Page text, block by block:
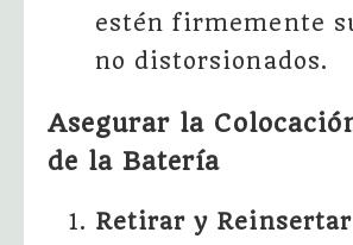
estén firmemente
no distorsionados.
Asegurar la
de la Batería
Retirar y